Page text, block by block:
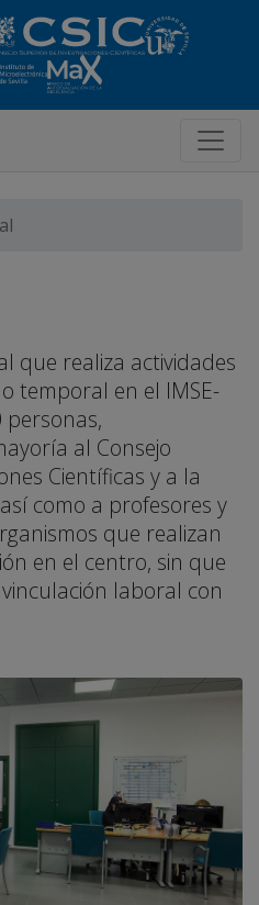
que realiza actividades
temporal en el IMSE-
personas,
al Consejo
Científicas y a la
como a profesores y
que realizan
en el centro, sin que
laboral con